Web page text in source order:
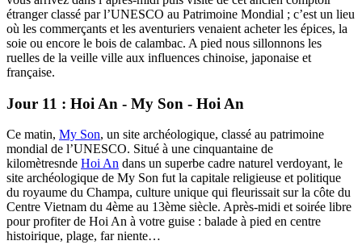
étranger classé par l’UNESCO au Patrimoine Mondial ; c’est un lieu
où les commerçants et les aventuriers venaient acheter les épices, la
soie ou encore le bois de calambac. A pied nous sillonnons les
ruelles de la veille ville aux influences chinoise, japonaise et
française.
Jour 11 : Hoi An - My Son - Hoi An
Ce matin, My Son, un site archéologique, classé au patrimoine
mondial de l’UNESCO. Situé à une cinquantaine de
kilomètresnde Hoi An dans un superbe cadre naturel verdoyant, le
site archéologique de My Son fut la capitale religieuse et politique
du royaume du Champa, culture unique qui fleurissait sur la côte du
Centre Vietnam du 4ème au 13ème siècle. Après-midi et soirée libre
pour profiter de Hoi An à votre guise : balade à pied en centre
histoirique, plage, far niente…